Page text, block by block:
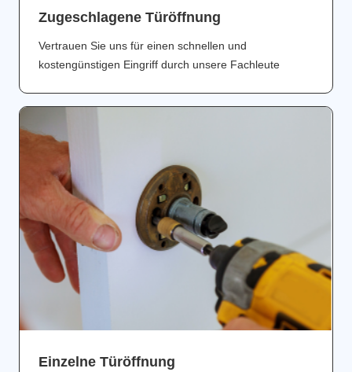
Zugeschlagene Türöffnung
Vertrauen Sie uns für einen schnellen und
kostengünstigen Eingriff durch unsere Fachleute
Einzelne Türöffnung